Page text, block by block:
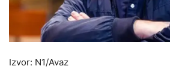
Izvor: N1/Avaz